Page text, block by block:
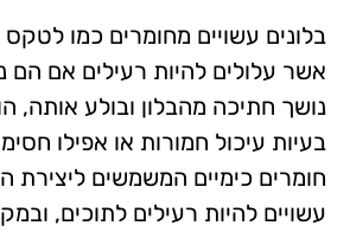
בלונים עשויים מחומרים כמו
אשר עלולים להיות רעילים אם הם
נושך חתיכה מהבלון ובולע אותה,
בעיות עיכול חמורות או אפילו
חומרים כימיים המשמשים ליצירת
עשויים להיות רעילים לתוכים,